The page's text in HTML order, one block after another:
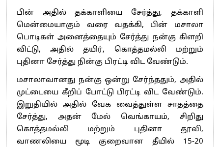
பின் அதில் தக்காளியை சேர்த்து, தக்காளி
மென்மையாகும் வரை வதக்கி, பின் மசாலா
பொடிகள் அனைத்தையும் சேர்த்து நன்கு கிளறி
விட்டு, அதில் தயிர், கொத்தமல்லி மற்றும்
புதினா சேர்த்து நின்கு பிரட்டி விட வேண்டும்.
மசாலாவானது நன்கு ஒன்று சேர்ந்ததும், அதில்
முட்டையை கீறிப் போட்டு பிரட்டி விட வேண்டும்.
இறுதியில் அதில் வேக வைத்துள்ள சாதத்தை
சேர்த்து, அதன் மேல் வெங்காயம், சிறிது
கொத்தமல்லி மற்றும் புதினா தூவி,
வாணலியை மூடி குறைவான தீயில் 15-20